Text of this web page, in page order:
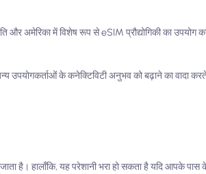
और अमेरिका में विशेष रूप से eSIM प्रौद्योगिकी का उपयोग
उपयोगकर्ताओं के कनेक्टिविटी अनुभव को बढ़ाने का वादा
है। हालाँकि, यह परेशानी भरा हो सकता है यदि आपके